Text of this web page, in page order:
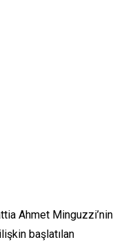
Ahmet Minguzzi’nin
başlatılan